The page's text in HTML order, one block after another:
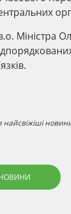
Міністра
новини